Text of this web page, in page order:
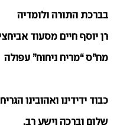
בברכת התורה ולומדיה
רן יוסף חיים מסעוד
מח”ס “מריח ניחוח” עפולה
כבוד ידידינו ואהובינו
שלום וברכה וישע רב.